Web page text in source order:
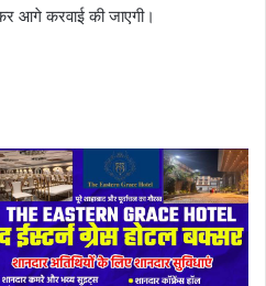
आगे करवाई की जाएगी।